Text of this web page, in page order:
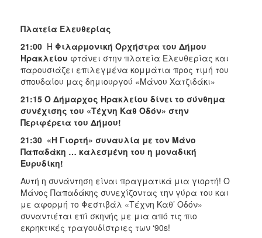
Πλατεία Ελευθερίας
21:00 Η Φιλαρμονική Ορχήστρα του Δήμου
Ηρακλείου φτάνει στην πλατεία Ελευθερίας και
παρουσιάζει επιλεγμένα κομμάτια προς τιμή του
σπουδαίου μας δημιουργού «Μάνου Χατζιδάκι»
21:15 Ο Δήμαρχος Ηρακλείου δίνει το σύνθημα
συνέχισης του «Τέχνη Καθ Οδόν» στην
Περιφέρεια του Δήμου!
21:30 «Η Γιορτή» συναυλία με τον Μάνο
Παπαδάκη … καλεσμένη του η μοναδική
Ευρυδίκη!
Αυτή η συνάντηση είναι πραγματικά μια γιορτή! Ο
Μάνος Παπαδάκης συνεχίζοντας την γύρα του και
με αφορμή το Φεστιβάλ «Τέχνη Καθ’ Οδόν»
συναντιέται επί σκηνής με μια από τις πιο
εκρηκτικές τραγουδίστριες των ‘90s!